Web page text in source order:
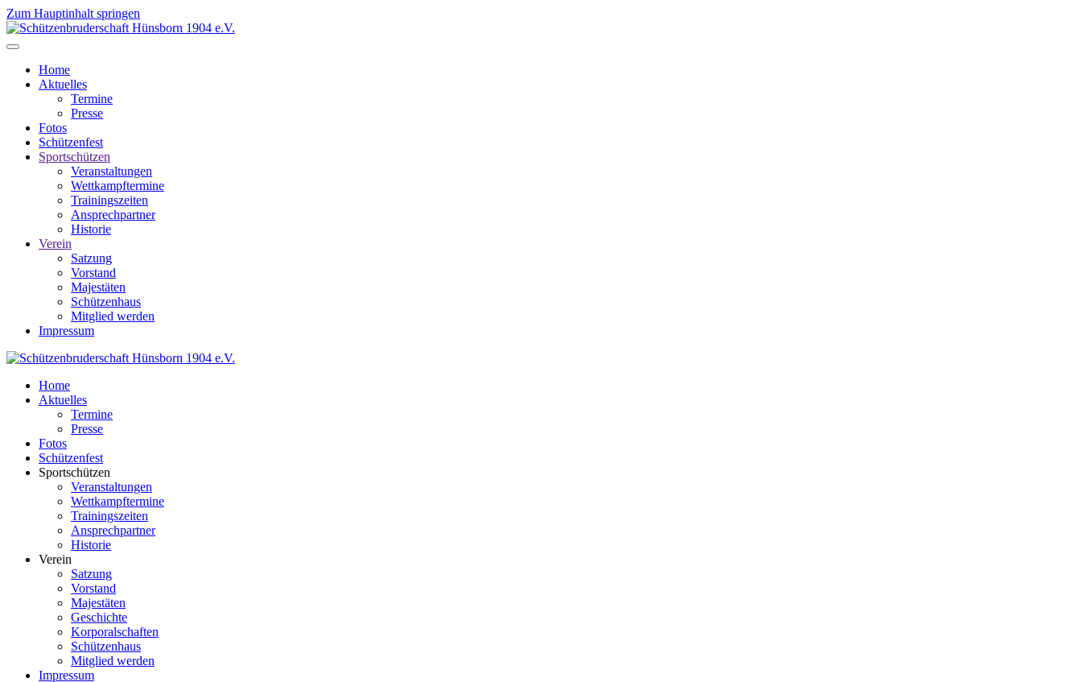
Zum Hauptinhalt springen
Home
Aktuelles
Termine
Presse
Fotos
Schützenfest
Sportschützen
Veranstaltungen
Wettkampftermine
Trainingszeiten
Ansprechpartner
Historie
Verein
Satzung
Vorstand
Majestäten
Schützenhaus
Mitglied werden
Impressum
Home
Aktuelles
Termine
Presse
Fotos
Schützenfest
Sportschützen
Veranstaltungen
Wettkampftermine
Trainingszeiten
Ansprechpartner
Historie
Verein
Satzung
Vorstand
Majestäten
Geschichte
Korporalschaften
Schützenhaus
Mitglied werden
Impressum